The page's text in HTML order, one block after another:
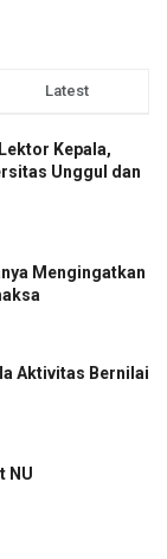
Latest
Kepala,
Unggul dan
Mengingatkan
Aktivitas Bernilai
NU